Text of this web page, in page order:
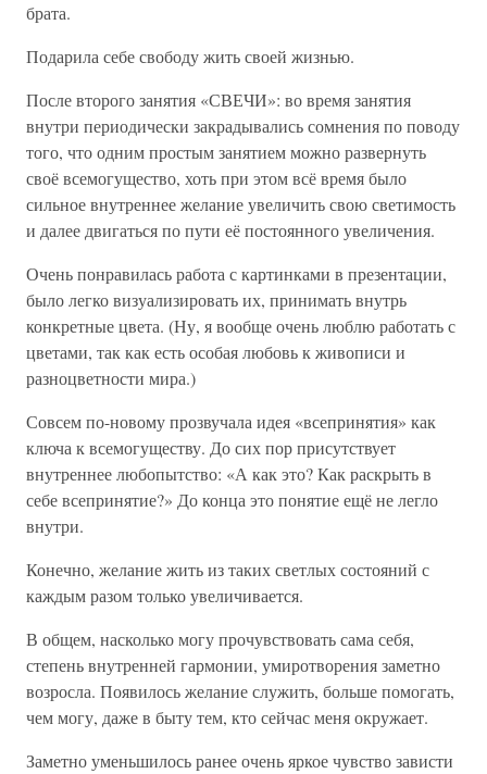
брата.
Подарила себе свободу жить своей жизнью.
После второго занятия «СВЕЧИ»: во время занятия
внутри периодически закрадывались сомнения по поводу
того, что одним простым занятием можно развернуть
своё всемогущество, хоть при этом всё время было
сильное внутреннее желание увеличить свою светимость
и далее двигаться по пути её постоянного увеличения.
Очень понравилась работа с картинками в презентации,
было легко визуализировать их, принимать внутрь
конкретные цвета. (Ну, я вообще очень люблю работать с
цветами, так как есть особая любовь к живописи и
разноцветности мира.)
Совсем по-новому прозвучала идея «всепринятия» как
ключа к всемогуществу. До сих пор присутствует
внутреннее любопытство: «А как это? Как раскрыть в
себе всепринятие?» До конца это понятие ещё не легло
внутри.
Конечно, желание жить из таких светлых состояний с
каждым разом только увеличивается.
В общем, насколько могу прочувствовать сама себя,
степень внутренней гармонии, умиротворения заметно
возросла. Появилось желание служить, больше помогать,
чем могу, даже в быту тем, кто сейчас меня окружает.
Заметно уменьшилось ранее очень яркое чувство зависти